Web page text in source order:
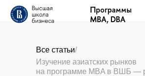
Программы
MBA, DBA
Все статьи
Изучение азиатских рынков
на программе MBA в ВШБ —
/